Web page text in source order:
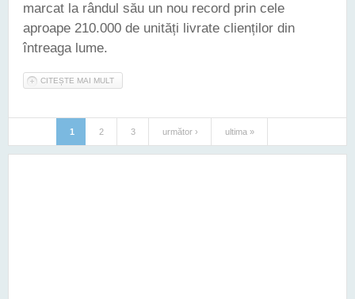
marcat la rândul său un nou record prin cele
aproape 210.000 de unități livrate clienților din
întreaga lume.
CITEȘTE MAI MULT
1 2 3 următor › ultima »